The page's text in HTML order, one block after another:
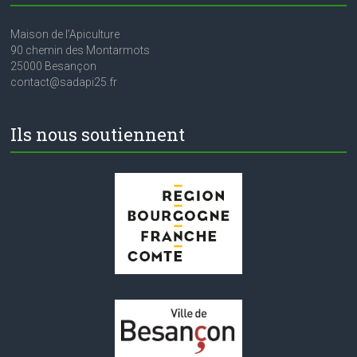
Maison de l’Apiculture
90 chemin des Montarmots
25000 Besançon
contact@sadapi25.fr
Ils nous soutiennent